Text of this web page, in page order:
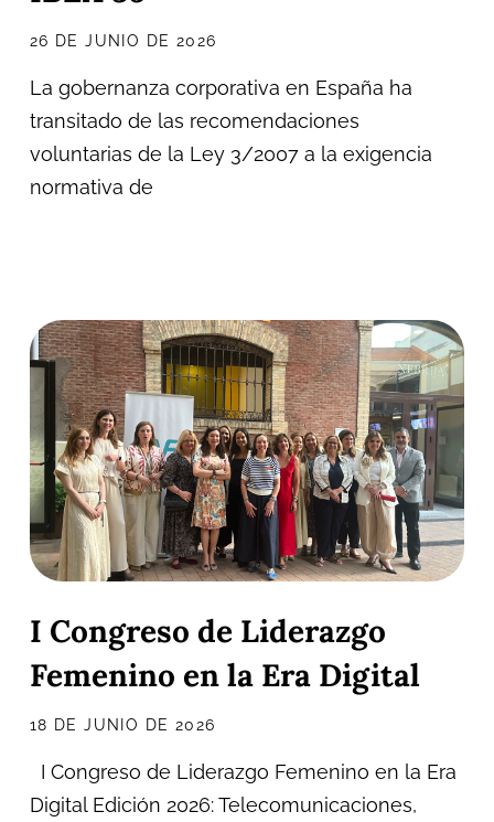
26 DE JUNIO DE 2026
La gobernanza corporativa en España ha
transitado de las recomendaciones
voluntarias de la Ley 3/2007 a la exigencia
normativa de
I Congreso de Liderazgo
Femenino en la Era Digital
18 DE JUNIO DE 2026
I Congreso de Liderazgo Femenino en la Era
Digital Edición 2026: Telecomunicaciones,